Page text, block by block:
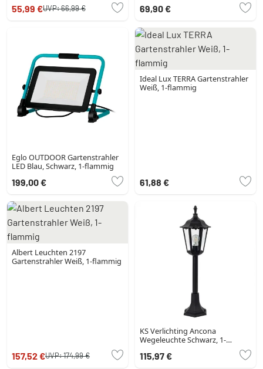
55,99 €UVP:66,99 € 69,90 €
Eglo OUTDOOR Gartenstrahler
LED Blau, Schwarz, 1-flammig
199,00 €
Ideal Lux TERRA Gartenstrahler
Weiß, 1-flammig
61,88 €
Albert Leuchten 2197
Gartenstrahler Weiß, 1-flammig
157,52 €UVP:174,99 €
KS Verlichting Ancona
Wegeleuchte Schwarz, 1-
115,97 €